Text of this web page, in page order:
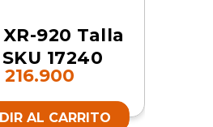
920 Talla
17240
216.900
AL CARRITO